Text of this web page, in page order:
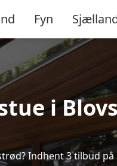
Fyn
i
Indhent 3 tilbud på